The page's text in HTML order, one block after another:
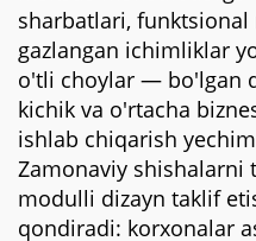
sharbatlari,
gazlangan ichimliklar
o'tli choylar — bo'lgan
kichik va o'rtacha
ishlab chiqarish
Zamonaviy shishalarni
modulli dizayn taklif
qondiradi: korxonalar